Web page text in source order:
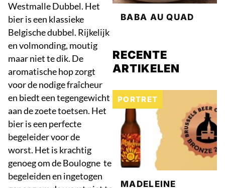
Westmalle Dubbel. Het
bier is een klassieke
Belgische dubbel. Rijkelijk
en volmonding, moutig
maar niet te dik. De
aromatische hop zorgt
voor de nodige fraîcheur
en biedt een tegengewicht
aan de zoete toetsen. Het
bier is een perfecte
begeleider voor de
worst. Het is krachtig
genoeg om de Boulogne te
begeleiden en ingetogen
BABA AU QUAD
RECENTE
ARTIKELEN
PORTRET
MADELEINE